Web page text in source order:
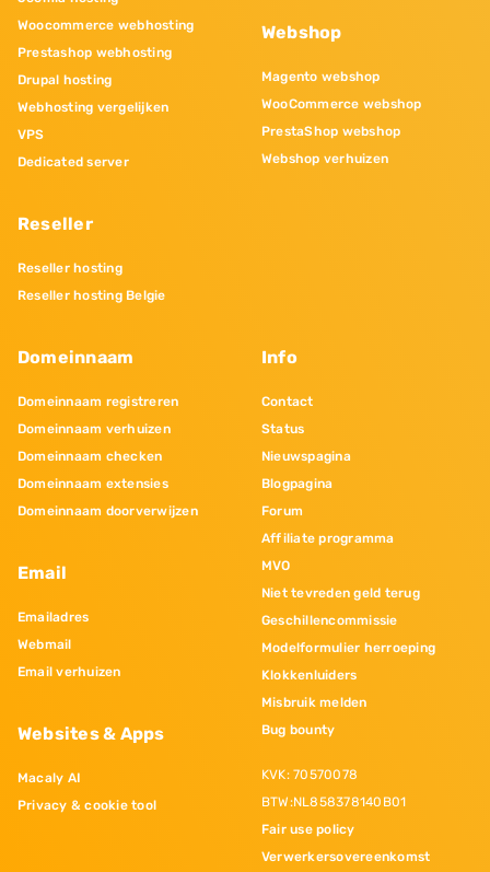
Woocommerce webhosting
Prestashop webhosting
Drupal hosting
Webhosting vergelijken
VPS
Dedicated server
Reseller
Reseller hosting
Reseller hosting Belgie
Webshop
Magento webshop
WooCommerce webshop
PrestaShop webshop
Webshop verhuizen
Domeinnaam
Domeinnaam registreren
Domeinnaam verhuizen
Domeinnaam checken
Domeinnaam extensies
Domeinnaam doorverwijzen
Email
Emailadres
Webmail
Email verhuizen
Websites & Apps
Macaly AI
Privacy & cookie tool
Info
Contact
Status
Nieuwspagina
Blogpagina
Forum
Affiliate programma
MVO
Niet tevreden geld terug
Geschillencommissie
Modelformulier herroeping
Klokkenluiders
Misbruik melden
Bug bounty
KVK: 70570078
BTW:NL858378140B01
Fair use policy
Verwerkersovereenkomst